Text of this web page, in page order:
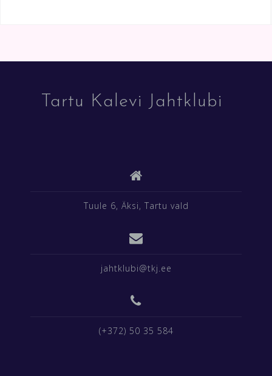
Tartu Kalevi Jahtklubi
Tuule 6, Äksi, Tartu vald
jahtklubi@tkj.ee
(+372) 50 35 584